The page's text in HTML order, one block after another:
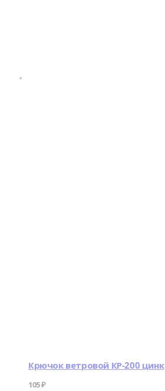
Крючок ветровой КР-200 цинк
105₽